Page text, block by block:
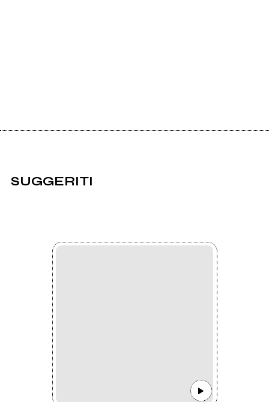
SUGGERITI